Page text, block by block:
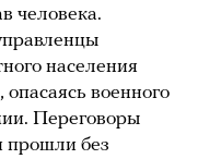
человека.
населения
военного
Переговоры
прошли без